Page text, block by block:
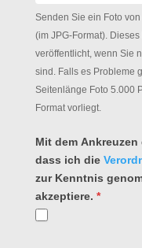
Senden Sie ein Foto
(im JPG-Format).
veröffentlicht, wenn Sie
sind. Falls es Probleme
Seitenlänge Foto 5.000
Format vorliegt.
Mit dem
dass ich die
zur Kenntnis
akzeptiere. *